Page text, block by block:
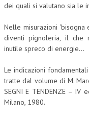
dei quali si valutano sia le
Nelle misurazioni
diventi pignoleria, il che
inutile spreco di energie…
Le indicazioni
tratte dal volume di M.
SEGNI E TENDENZE –
Milano, 1980.